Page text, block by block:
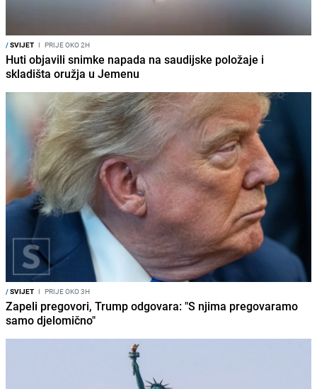
/SVIJET I PRIJE OKO 2H
Huti objavili snimke napada na saudijske položaje i
skladišta oružja u Jemenu
/SVIJET I PRIJE OKO 3H
Zapeli pregovori, Trump odgovara: "S njima pregovaramo
samo djelomično"